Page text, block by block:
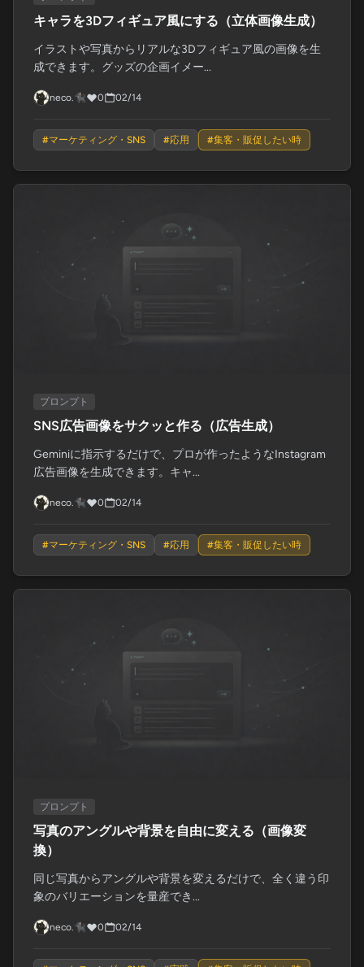
キャラを3Dフィギュア風にする（立体画像生成）
イラストや写真からリアルな3Dフィギュア風の画像を生
成できます。グッズの企画イメー...
neco.🐈‍⬛ 0 02/14
#マーケティング・SNS #応用 #集客・販促したい時
プロンプト
SNS広告画像をサクッと作る（広告生成）
Geminiに指示するだけで、プロが作ったようなInstagram
広告画像を生成できます。キャ...
neco.🐈‍⬛ 0 02/14
#マーケティング・SNS #応用 #集客・販促したい時
プロンプト
写真のアングルや背景を自由に変える（画像変
換）
同じ写真からアングルや背景を変えるだけで、全く違う印
象のバリエーションを量産でき...
neco.🐈‍⬛ 0 02/14